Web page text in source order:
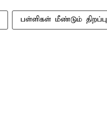
பள்ளிகள் மீண்டும் திறப்பு